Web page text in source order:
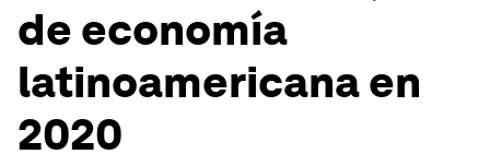
de economía
latinoamericana en
2020